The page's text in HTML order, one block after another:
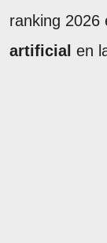
ranking 2026
artificial en